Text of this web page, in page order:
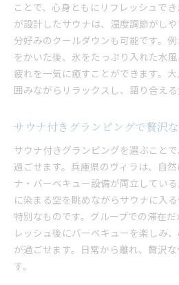
ことで、心身ともにリフレッシュで
が設計したサウナは、温度調節がし
分好みのクールダウンも可能です。
をかいた後、氷をたっぷり入れた水
疲れを一気に癒すことができます。
囲みながらリラックスし、語り合える
サウナ付きグランピングで贅沢
サウナ付きグランピングを選ぶこと
過ごせます。兵庫県のヴィラは、自
ナ・バーベキュー設備が両立してい
に染まる空を眺めながらサウナに入
特別なものです。グループでの滞在
レッシュ後にバーベキューを楽しみ
が過ごせます。日常から離れ、贅沢
す。